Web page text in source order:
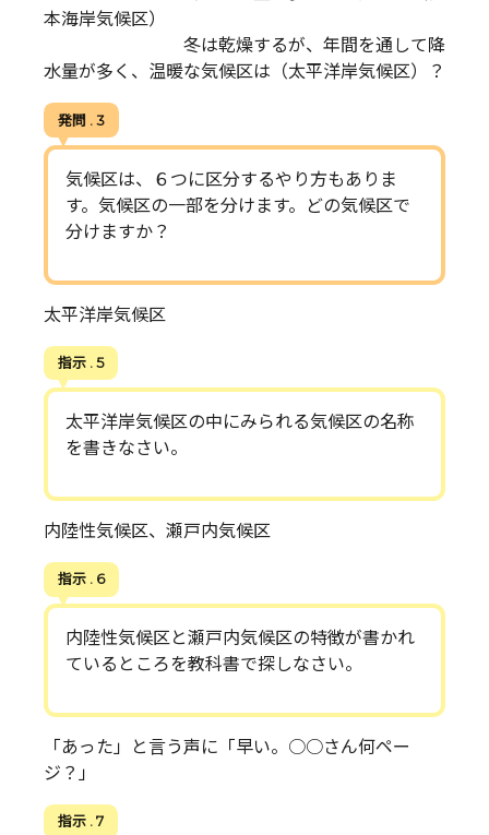
本海岸気候区）
冬は乾燥するが、年間を通して降
水量が多く、温暖な気候区は（太平洋岸気候区）？
発問 . 3
気候区は、６つに区分するやり方もありま
す。気候区の一部を分けます。どの気候区で
分けますか？
太平洋岸気候区
指示 . 5
太平洋岸気候区の中にみられる気候区の名称
を書きなさい。
内陸性気候区、瀬戸内気候区
指示 . 6
内陸性気候区と瀬戸内気候区の特徴が書かれ
ているところを教科書で探しなさい。
「あった」と言う声に「早い。○○さん何ペー
ジ？」
指示 . 7